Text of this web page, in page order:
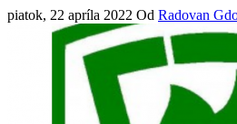
piatok, 22 apríla 2022 Od Radovan